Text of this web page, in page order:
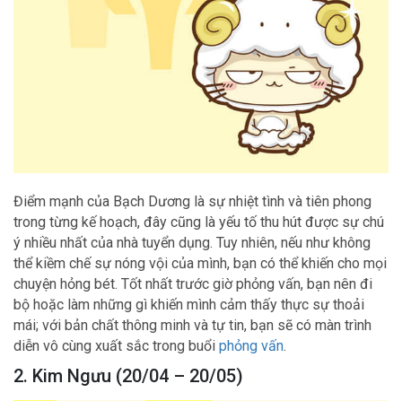
Điểm mạnh của Bạch Dương là sự nhiệt tình và tiên phong
trong từng kế hoạch, đây cũng là yếu tố thu hút được sự chú
ý nhiều nhất của nhà tuyển dụng. Tuy nhiên, nếu như không
thể kiềm chế sự nóng vội của mình, bạn có thể khiến cho mọi
chuyện hỏng bét. Tốt nhất trước giờ phỏng vấn, bạn nên đi
bộ hoặc làm những gì khiến mình cảm thấy thực sự thoải
mái; với bản chất thông minh và tự tin, bạn sẽ có màn trình
diễn vô cùng xuất sắc trong buổi phỏng vấn.
2. Kim Ngưu (20/04 – 20/05)